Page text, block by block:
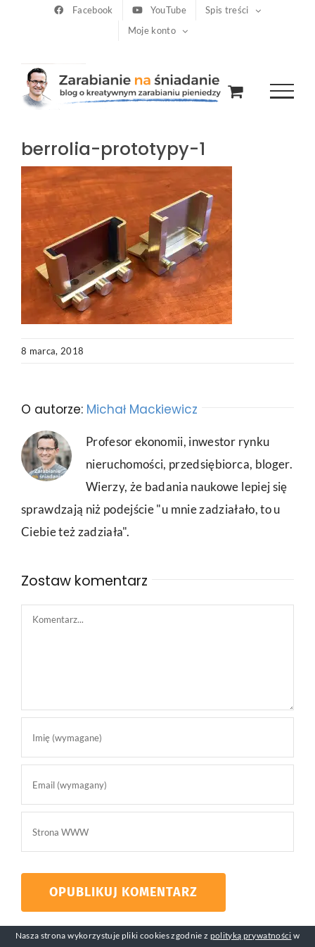
Facebook YouTube
Spis treści
Moje konto
berrolia-prototypy-1
8 marca, 2018
O autorze: Michał Mackiewicz
Profesor ekonomii, inwestor rynku
nieruchomości, przedsiębiorca, bloger.
Wierzy, że badania naukowe lepiej się
sprawdzają niż podejście "u mnie zadziałało, to u
Ciebie też zadziała".
Zostaw komentarz
Comment
Nasza strona wykorzystuje pliki cookies zgodnie z polityką prywatności w